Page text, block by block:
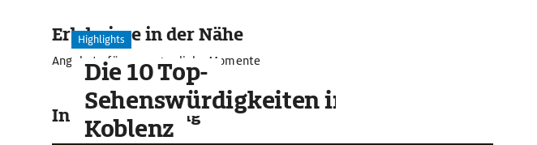
Erlebnisse in der Nähe
Angebote für unvergessliche Momente
In der Umgebung
Highlights
Die 10 Top-
Sehenswürdigkeiten in
Koblenz